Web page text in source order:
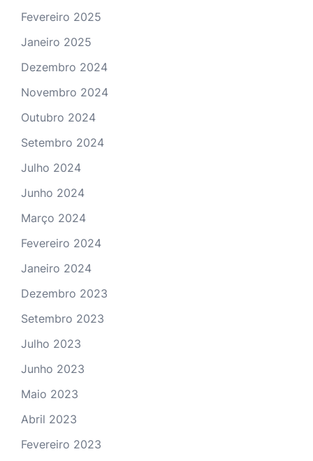
Fevereiro 2025
Janeiro 2025
Dezembro 2024
Novembro 2024
Outubro 2024
Setembro 2024
Julho 2024
Junho 2024
Março 2024
Fevereiro 2024
Janeiro 2024
Dezembro 2023
Setembro 2023
Julho 2023
Junho 2023
Maio 2023
Abril 2023
Fevereiro 2023